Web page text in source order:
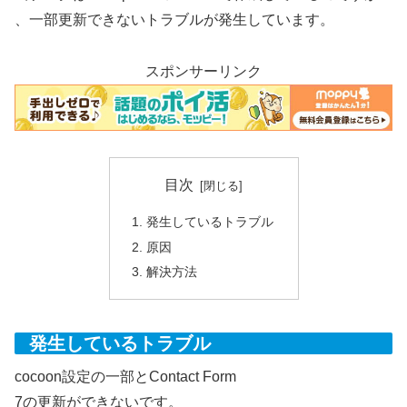
、一部更新できないトラブルが発生しています。
スポンサーリンク
目次
発生しているトラブル
原因
解決方法
発生しているトラブル
cocoon設定の一部とContact Form
7の更新ができないです。